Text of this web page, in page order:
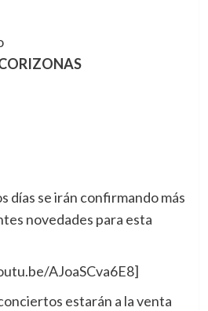
días se irán confirmando más
novedades para esta
AJoaSCva6E8]
estarán a la venta